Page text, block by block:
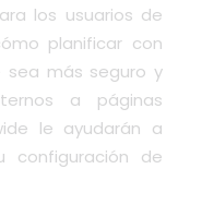
los usuarios de
planificar con
sea más seguro y
a páginas
le ayudarán a
configuración de